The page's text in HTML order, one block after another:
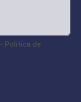
- Política de